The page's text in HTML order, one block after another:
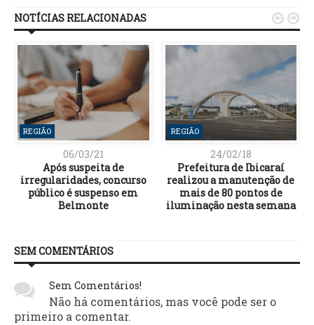
NOTÍCIAS RELACIONADAS
REGIÃO
06/03/21
Após suspeita de
irregularidades, concurso
público é suspenso em
Belmonte
REGIÃO
24/02/18
Prefeitura de Ibicaraí
realizou a manutenção de
mais de 80 pontos de
iluminação nesta semana
 
SEM COMENTÁRIOS
Sem Comentários!
Não há comentários, mas você pode ser o
primeiro a comentar.